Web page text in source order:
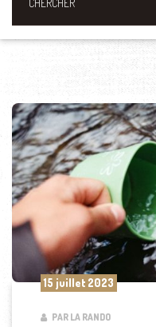
15 juillet 2023
PAR LA RANDO